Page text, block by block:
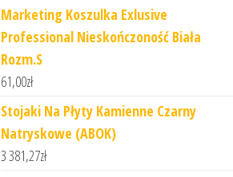
Marketing Koszulka Exlusive
Professional Nieskończoność Biała
Rozm.S
61,00zł
Stojaki Na Płyty Kamienne Czarny
Natryskowe (ABOK)
3 381,27zł